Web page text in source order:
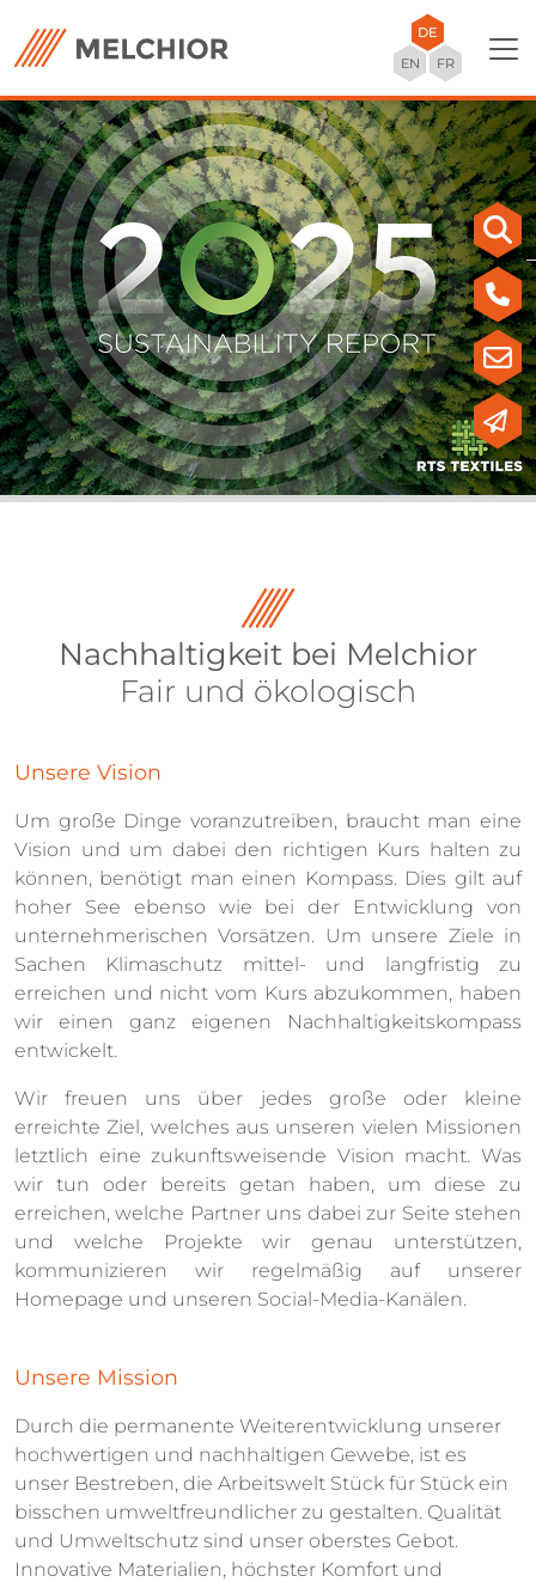
DE
EN
FR
Nachhaltigkeit bei Melchior
Fair und ökologisch
Unsere Vision
Um große Dinge voranzutreiben, braucht man eine
Vision und um dabei den richtigen Kurs halten zu
können, benötigt man einen Kompass. Dies gilt auf
hoher See ebenso wie bei der Entwicklung von
unternehmerischen Vorsätzen. Um unsere Ziele in
Sachen Klimaschutz mittel- und langfristig zu
erreichen und nicht vom Kurs abzukommen, haben
wir einen ganz eigenen Nachhaltigkeitskompass
entwickelt.
Wir freuen uns über jedes große oder kleine
erreichte Ziel, welches aus unseren vielen Missionen
letztlich eine zukunftsweisende Vision macht. Was
wir tun oder bereits getan haben, um diese zu
erreichen, welche Partner uns dabei zur Seite stehen
und welche Projekte wir genau unterstützen,
kommunizieren wir regelmäßig auf unserer
Homepage und unseren Social-Media-Kanälen.
Unsere Mission
Durch die permanente Weiterentwicklung unserer
hochwertigen und nachhaltigen Gewebe, ist es
unser Bestreben, die Arbeitswelt Stück für Stück ein
bisschen umweltfreundlicher zu gestalten. Qualität
und Umweltschutz sind unser oberstes Gebot.
Innovative Materialien, höchster Komfort und